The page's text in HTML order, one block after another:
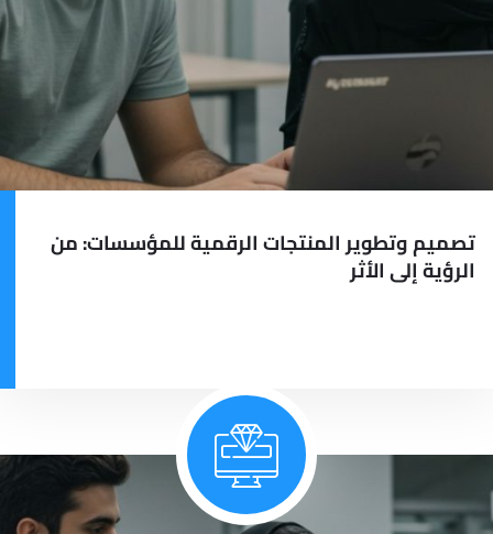
تصميم وتطوير المنتجات الرقمية للمؤسسات: من
الرؤية إلى الأثر